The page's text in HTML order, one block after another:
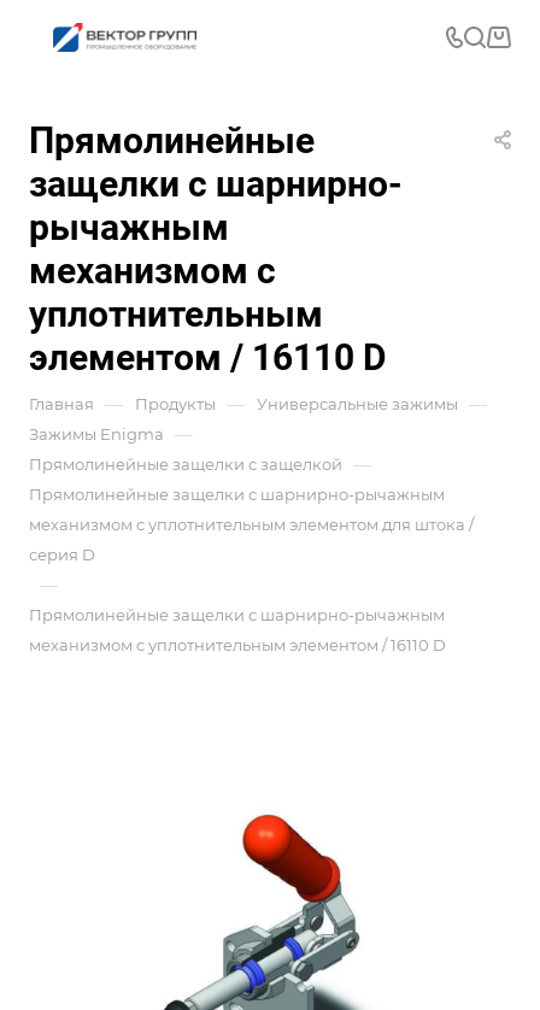
Прямолинейные
защелки с шарнирно-
рычажным
механизмом с
уплотнительным
элементом / 16110 D
Главная — Продукты — Универсальные зажимы —
Зажимы Enigma —
Прямолинейные защелки с защелкой —
Прямолинейные защелки с шарнирно-рычажным
механизмом с уплотнительным элементом для штока /
серия D
—
Прямолинейные защелки с шарнирно-рычажным
механизмом с уплотнительным элементом / 16110 D